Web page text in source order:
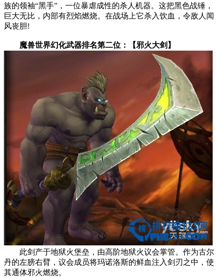
族的领袖“黑手”，一位暴虐成性的杀人机器。这把黑色战锤，
巨大无比，内部有烈焰燃烧。在战场上它杀入饮血，令敌人闻
风丧胆!
魔兽世界幻化武器排名第二位：【邪火大剑】
此剑产于地狱火堡垒，由高阶地狱火议会掌管。作为古尔
丹的左膀右臂，议会成员将玛诺洛斯的鲜血注入剑刃之中，使
其通体邪火燃烧。